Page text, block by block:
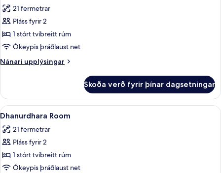
myndir
fyrir
Mahidhara
Room
21 fermetrar
Pláss fyrir 2
1 stórt tvíbreitt rúm
Ókeypis þráðlaust net
Nánari upplýsingar
Nánari
Room
Skoða verð fyrir þínar dagsetningar
Skoða
allar
myndir
fyrir
Dhanurdhara
Room
Dhanurdhara Room | Rúmföt af
5
Dhanurdhara Room
21 fermetrar
Pláss fyrir 2
1 stórt tvíbreitt rúm
Ókeypis þráðlaust net